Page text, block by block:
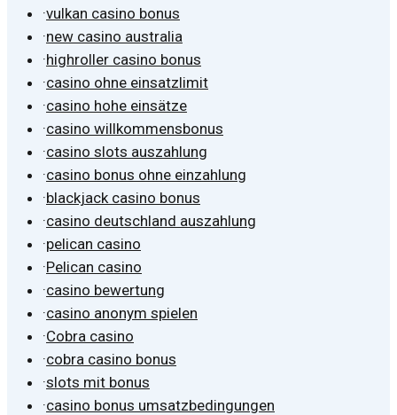
·vulkan casino bonus
·new casino australia
·highroller casino bonus
·casino ohne einsatzlimit
·casino hohe einsätze
·casino willkommensbonus
·casino slots auszahlung
·casino bonus ohne einzahlung
·blackjack casino bonus
·casino deutschland auszahlung
·pelican casino
·Pelican casino
·casino bewertung
·casino anonym spielen
·Cobra casino
·cobra casino bonus
·slots mit bonus
·casino bonus umsatzbedingungen